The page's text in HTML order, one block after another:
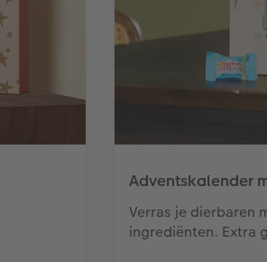
Adventskalender
Verras je dierbaren
ingrediënten. Extra